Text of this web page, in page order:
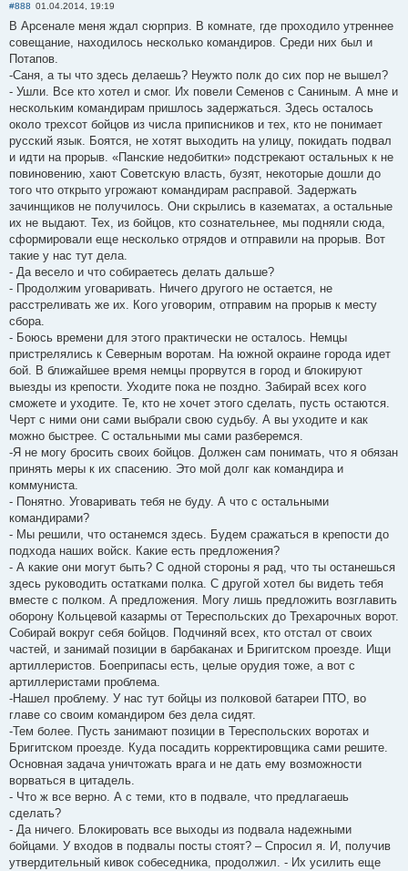
#888 01.04.2014, 19:19
В Арсенале меня ждал сюрприз. В комнате, где проходило утреннее
совещание, находилось несколько командиров. Среди них был и
Потапов.
-Саня, а ты что здесь делаешь? Неужто полк до сих пор не вышел?
- Ушли. Все кто хотел и смог. Их повели Семенов с Саниным. А мне и
нескольким командирам пришлось задержаться. Здесь осталось
около трехсот бойцов из числа приписников и тех, кто не понимает
русский язык. Боятся, не хотят выходить на улицу, покидать подвал
и идти на прорыв. «Панские недобитки» подстрекают остальных к не
повиновению, хают Советскую власть, бузят, некоторые дошли до
того что открыто угрожают командирам расправой. Задержать
зачинщиков не получилось. Они скрылись в казематах, а остальные
их не выдают. Тех, из бойцов, кто сознательнее, мы подняли сюда,
сформировали еще несколько отрядов и отправили на прорыв. Вот
такие у нас тут дела.
- Да весело и что собираетесь делать дальше?
- Продолжим уговаривать. Ничего другого не остается, не
расстреливать же их. Кого уговорим, отправим на прорыв к месту
сбора.
- Боюсь времени для этого практически не осталось. Немцы
пристрелялись к Северным воротам. На южной окраине города идет
бой. В ближайшее время немцы прорвутся в город и блокируют
выезды из крепости. Уходите пока не поздно. Забирай всех кого
сможете и уходите. Те, кто не хочет этого сделать, пусть остаются.
Черт с ними они сами выбрали свою судьбу. А вы уходите и как
можно быстрее. С остальными мы сами разберемся.
-Я не могу бросить своих бойцов. Должен сам понимать, что я обязан
принять меры к их спасению. Это мой долг как командира и
коммуниста.
- Понятно. Уговаривать тебя не буду. А что с остальными
командирами?
- Мы решили, что останемся здесь. Будем сражаться в крепости до
подхода наших войск. Какие есть предложения?
- А какие они могут быть? С одной стороны я рад, что ты останешься
здесь руководить остатками полка. С другой хотел бы видеть тебя
вместе с полком. А предложения. Могу лишь предложить возглавить
оборону Кольцевой казармы от Тереспольских до Трехарочных ворот.
Собирай вокруг себя бойцов. Подчиняй всех, кто отстал от своих
частей, и занимай позиции в барбаканах и Бригитском проезде. Ищи
артиллеристов. Боеприпасы есть, целые орудия тоже, а вот с
артиллеристами проблема.
-Нашел проблему. У нас тут бойцы из полковой батареи ПТО, во
главе со своим командиром без дела сидят.
-Тем более. Пусть занимают позиции в Тереспольских воротах и
Бригитском проезде. Куда посадить корректировщика сами решите.
Основная задача уничтожать врага и не дать ему возможности
ворваться в цитадель.
- Что ж все верно. А с теми, кто в подвале, что предлагаешь
сделать?
- Да ничего. Блокировать все выходы из подвала надежными
бойцами. У входов в подвалы посты стоят? – Спросил я. И, получив
утвердительный кивок собеседника, продолжил. - Их усилить еще